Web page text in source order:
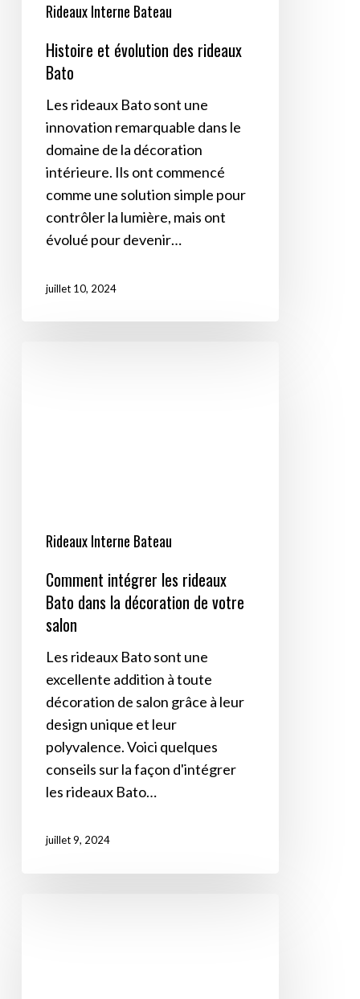
Rideaux Interne Bateau
Histoire et évolution des rideaux
Bato
Les rideaux Bato sont une
innovation remarquable dans le
domaine de la décoration
intérieure. Ils ont commencé
comme une solution simple pour
contrôler la lumière, mais ont
évolué pour devenir…
juillet 10, 2024
salon
Rideaux Interne Bateau
Comment intégrer les rideaux
Bato dans la décoration de votre
salon
Les rideaux Bato sont une
excellente addition à toute
décoration de salon grâce à leur
design unique et leur
polyvalence. Voici quelques
conseils sur la façon d'intégrer
les rideaux Bato…
juillet 9, 2024